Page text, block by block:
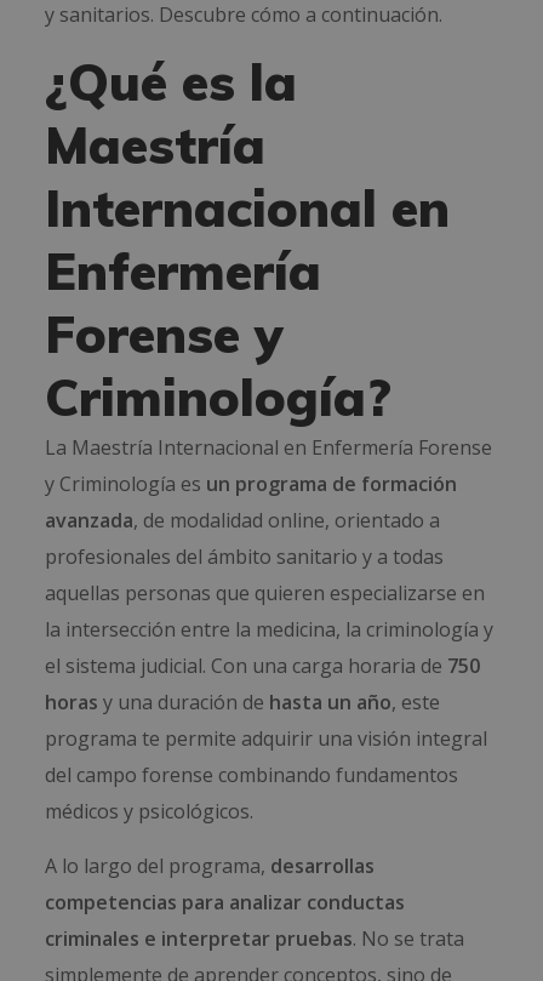
y sanitarios. Descubre cómo a continuación.
¿Qué es la
Maestría
Internacional en
Enfermería
Forense y
Criminología?
La Maestría Internacional en Enfermería Forense
y Criminología es un programa de formación
avanzada, de modalidad online, orientado a
profesionales del ámbito sanitario y a todas
aquellas personas que quieren especializarse en
la intersección entre la medicina, la criminología y
el sistema judicial. Con una carga horaria de 750
horas y una duración de hasta un año, este
programa te permite adquirir una visión integral
del campo forense combinando fundamentos
médicos y psicológicos.
A lo largo del programa, desarrollas
competencias para analizar conductas
criminales e interpretar pruebas. No se trata
simplemente de aprender conceptos, sino de